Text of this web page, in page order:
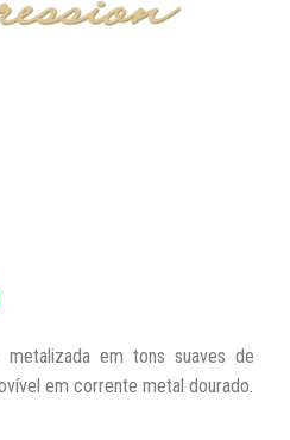
em tons suaves de
em corrente metal dourado.